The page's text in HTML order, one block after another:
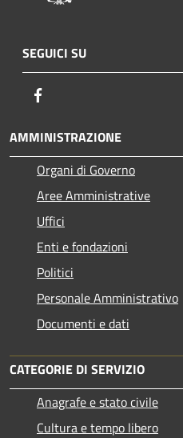
SEGUICI SU
AMMINISTRAZIONE
Organi di Governo
Aree Amministrative
Uffici
Enti e fondazioni
Politici
Personale Amministrativo
Documenti e dati
CATEGORIE DI SERVIZIO
Anagrafe e stato civile
Cultura e tempo libero